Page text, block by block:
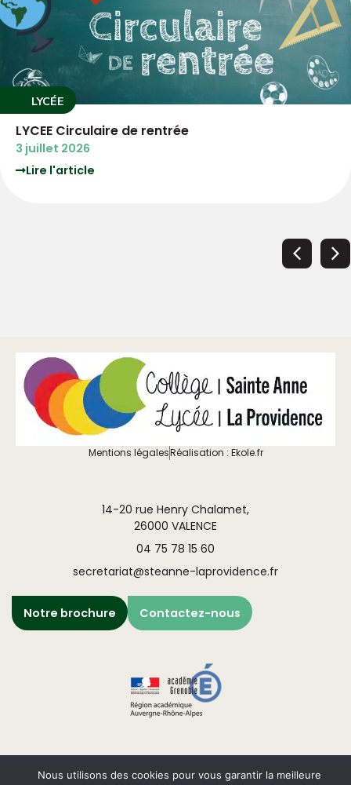
LYCÉE
3°PM Circulaire de rentrée
Mentions légalesRéalisation : Ekole.fr
14-20 rue Henry Chalamet,
26000 VALENCE
04 75 78 15 60
secretariat@steanne-laprovidence.fr
Notre brochure Contactez-nous
Nous utilisons des cookies pour vous garantir la meilleure
Engagé pour l’environnement : compensation de l’impact